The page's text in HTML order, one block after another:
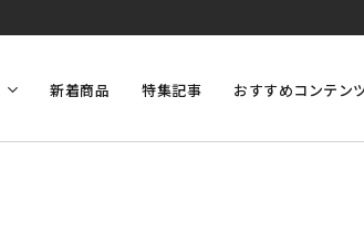
新着商品 特集記事 おすすめコンテン